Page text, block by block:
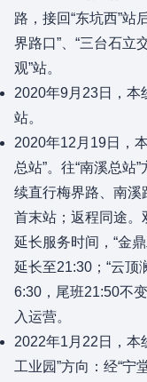
路，接回“东坑西”站
界路口”、“三台石立
观”站。
2020年9月23日，本
站。
2020年12月19日，
总站”。往“南溪总站
续直行梅界路、南溪
首末站；返程同途。
延长服务时间，“金
延长至21:30；“云顶
6:30，尾班21:50不
入运营。
2022年1月22日，本
工业园”方向：经“宁